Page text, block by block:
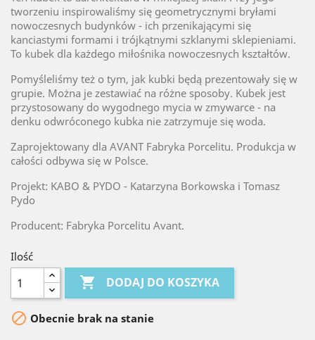
tworzeniu inspirowaliśmy się geometrycznymi bryłami
nowoczesnych budynków - ich przenikającymi się
kanciastymi formami i trójkątnymi szklanymi sklepieniami.
To kubek dla każdego miłośnika nowoczesnych kształtów.
Pomyśleliśmy też o tym, jak kubki będą prezentowały się w
grupie. Można je zestawiać na różne sposoby. Kubek jest
przystosowany do wygodnego mycia w zmywarce - na
denku odwróconego kubka nie zatrzymuje się woda.
Zaprojektowany dla AVANT Fabryka Porcelitu. Produkcja w
całości odbywa się w Polsce.
Projekt: KABO & PYDO - Katarzyna Borkowska i Tomasz
Pydo
Producent: Fabryka Porcelitu Avant.
Ilość
 DODAJ DO KOSZYKA
 Obecnie brak na stanie